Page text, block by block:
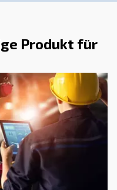
Lösungen
Vorgaben zu
Kompressor.